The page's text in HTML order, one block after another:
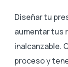
Diseñar tu
aumentar tus
inalcanzable.
proceso y